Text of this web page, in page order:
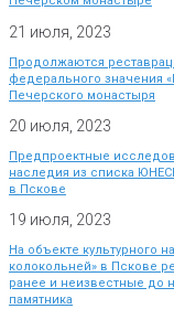
21 июля, 2023
Продолжаются
федерального значения
Печерского монастыря
20 июля, 2023
Предпроектные
наследия из списка
в Пскове
19 июля, 2023
На объекте культурного
колокольней» в Пскове
ранее и неизвестные до
памятника